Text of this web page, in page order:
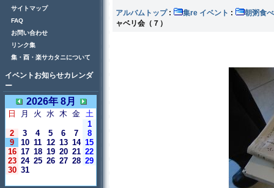
サイトマップ
FAQ
お問い合わせ
リンク集
集・酉・楽サカタニについて
イベントお知らせカレンダ
ー
2026年 8月
日 月 火 水 木 金 土
1
2
3 4 5 6 7
8
9
10 11 12 13 14 15
16 17 18 19 20 21 22
23 24 25 26 27 28 29
30 31
アルバムトップ: 集re イベント :
朝粥食
ャベリ会（７）